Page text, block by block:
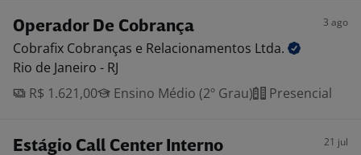
Operador De Cobrança 3 ago
Cobrafix Cobranças e Relacionamentos Ltda.
Rio de Janeiro - RJ
R$ 1.621,00
Ensino Médio (2º Grau) Presencial
Estágio Call Center Interno 21 jul